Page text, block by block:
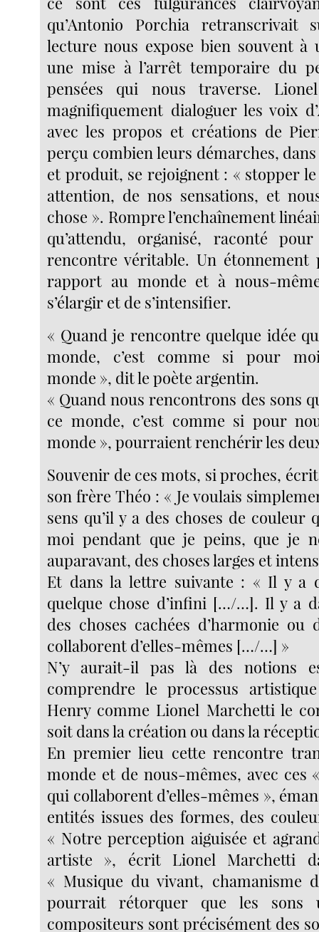
qu’Antonio Porchia
lecture nous expose bien souvent à
une mise à l’arrêt temporaire du
pensées qui nous traverse.
magnifiquement dialoguer les voix
avec les propos et créations de
perçu combien leurs démarches,
et produit, se rejoignent : « stopper
attention, de nos sensations, et
chose ». Rompre l’enchaînement
qu’attendu, organisé, raconté
rencontre véritable. Un étonnement
rapport au monde et à nous-
s’élargir et de s’intensifier.
« Quand je rencontre quelque idée
monde, c’est comme si pour
monde », dit le poète argentin.
« Quand nous rencontrons des sons
ce monde, c’est comme si pour
monde », pourraient renchérir les
Souvenir de ces mots, si proches,
son frère Théo : « Je voulais
sens qu’il y a des choses de couleur
moi pendant que je peins, que je
auparavant, des choses larges et
Et dans la lettre suivante : « Il y a
quelque chose d’infini […/…]. Il y a
des choses cachées d’harmonie ou
collaborent d’elles-mêmes […/…] »
N’y aurait-il pas là des notions
comprendre le processus
Henry comme Lionel Marchetti le
soit dans la création ou dans la
En premier lieu cette rencontre
monde et de nous-mêmes, avec ces
qui collaborent d’elles-mêmes »,
entités issues des formes, des
« Notre perception aiguisée et
artiste », écrit Lionel Marchetti
« Musique du vivant, chamanisme
pourrait rétorquer que les sons
compositeurs sont précisément des